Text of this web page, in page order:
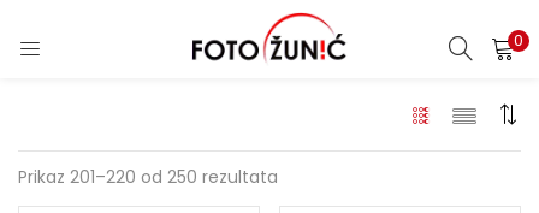
0
Prikaz 201–220 od 250 rezultata